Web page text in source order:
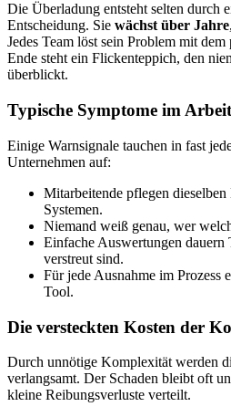
Die Überladung entsteht selten durch
Entscheidung. Sie wächst über Jahre
Jedes Team löst sein Problem mit
Ende steht ein Flickenteppich, den
überblickt.
Typische Symptome im
Einige Warnsignale tauchen in fast
Unternehmen auf:
Mitarbeitende pflegen
Systemen.
Niemand weiß genau, wer
Einfache Auswertungen
verstreut sind.
Für jede Ausnahme im Prozess
Tool.
Die versteckten Kosten der
Durch unnötige Komplexität werden
verlangsamt. Der Schaden bleibt oft
kleine Reibungsverluste verteilt.